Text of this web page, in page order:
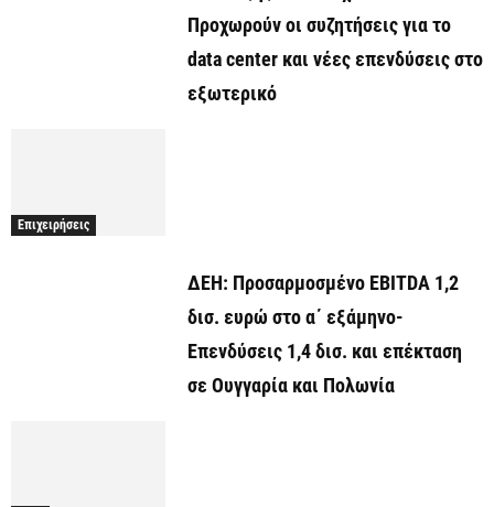
Προχωρούν οι συζητήσεις για το
data center και νέες επενδύσεις στο
εξωτερικό
Επιχειρήσεις
ΔΕΗ: Προσαρμοσμένο EBITDA 1,2
δισ. ευρώ στο α΄ εξάμηνο-
Επενδύσεις 1,4 δισ. και επέκταση
σε Ουγγαρία και Πολωνία